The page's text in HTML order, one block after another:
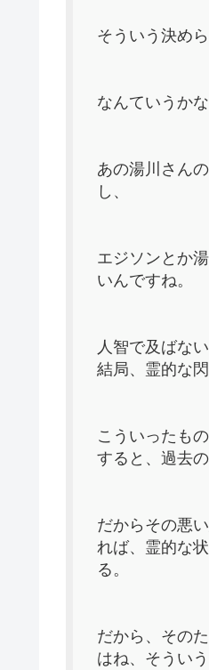
そういう決め
なんていうか
あの湯川さん
し、
エジソンとか
いんですね。
人智で及ばな
結局、霊的な
こういったも
すると、過去
だからその悪
れば、霊的な
る。
だから、その
はね、そうい